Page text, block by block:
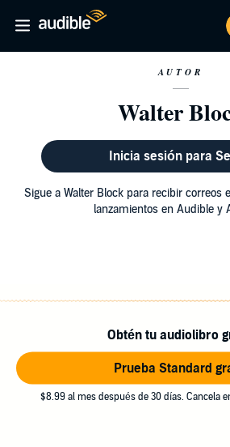
AUTOR
Walter
Inicia sesión para
Sigue a Walter Block para recibir correos
lanzamientos en Audible y
Obtén tu audiolibro
Prueba Standard
$8.99 al mes después de 30 días. Cancela